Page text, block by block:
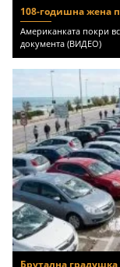
108-годишна жена
Американката покри
документа (ВИДЕО)